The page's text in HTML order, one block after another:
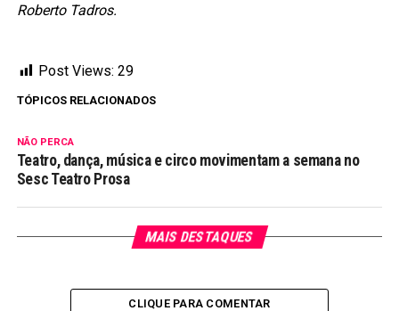
Roberto Tadros.
Post Views: 29
TÓPICOS RELACIONADOS
NÃO PERCA
Teatro, dança, música e circo movimentam a semana no
Sesc Teatro Prosa
MAIS DESTAQUES
CLIQUE PARA COMENTAR